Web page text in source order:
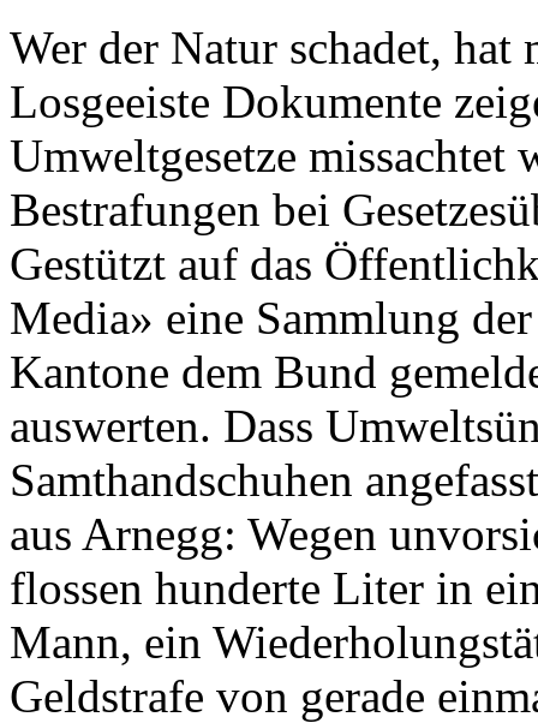
Wer der Natur schadet,
Losgeeiste Dokumente
Umweltgesetze missachtet
Bestrafungen bei
Gestützt auf das
Media» eine Sammlung
Kantone dem Bund
auswerten. Dass
Samthandschuhen
aus Arnegg: Wegen
flossen hunderte Liter in
Mann, ein
Geldstrafe von gerade